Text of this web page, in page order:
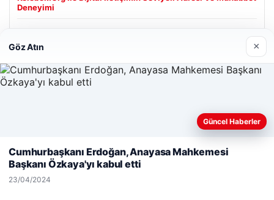
Deneyimi
Web sitemizi nasıl kullandığınızı daha iyi anlayabilmek,
kullanıyoruz.Çerez Politikamız
Reddet Kabul Et
Göz Atın ×
Güncel Haberler
Cumhurbaşkanı Erdoğan, Anayasa Mahkemesi
Başkanı Özkaya'yı kabul etti
23/04/2024